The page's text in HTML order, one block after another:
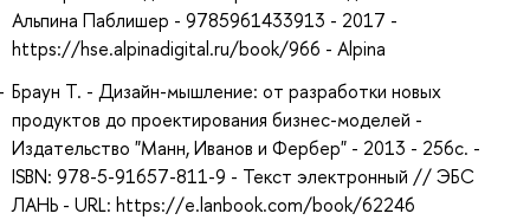
Альпина Паблишер - 9785961433913 - 2017 -
https://hse.alpinadigital.ru/book/966 - Alpina
Браун Т. - Дизайн-мышление: от разработки новых
продуктов до проектирования бизнес-моделей -
Издательство "Манн, Иванов и Фербер" - 2013 - 256с. -
ISBN: 978-5-91657-811-9 - Текст электронный // ЭБС
ЛАНЬ - URL: https://e.lanbook.com/book/62246